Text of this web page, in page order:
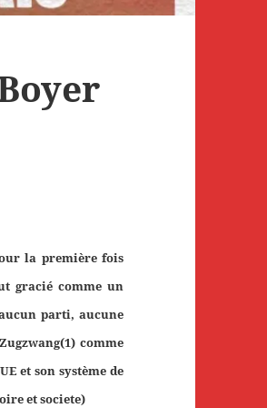
la première fois
gracié comme un
parti, aucune
comme
et son système de
et societe)